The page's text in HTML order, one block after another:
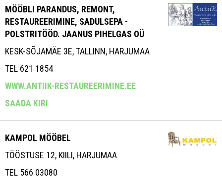
MÖÖBLI PARANDUS, REMONT,
RESTAUREERIMINE, SADULSEPA -
POLSTRITÖÖD. JAANUS PIHELGAS OÜ
KESK-SÕJAMÄE 3E, TALLINN, HARJUMAA
TEL 621 1854
WWW.ANTIIK-RESTAUREERIMINE.EE
SAADA KIRI
KAMPOL MÖÖBEL
TÖÖSTUSE 12, KIILI, HARJUMAA
TEL 566 03080